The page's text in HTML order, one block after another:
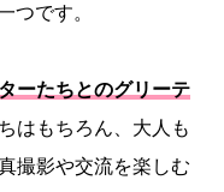
つです。
ーたちとのグリーテ
はもちろん、大人も
撮影や交流を楽しむ